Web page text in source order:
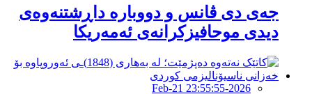
جەى دی ڤانس و دووبارە داڕشتنەوەى
دیدى موحافیزکرانەى ئەمەریکا
2026-Feb-21 23:55:55